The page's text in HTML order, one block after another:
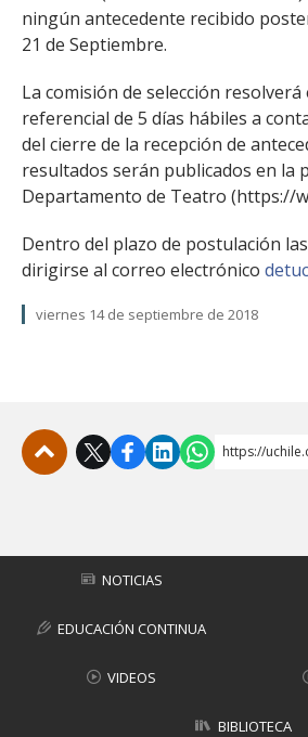
ningún antecedente recibido
21 de Septiembre.
La comisión de selección
referencial de 5 días hábiles a
del cierre de la recepción de
resultados serán publicados en la
Departamento de Teatro (https://
Dentro del plazo de postulación
dirigirse al correo electrónico
viernes 14 de septiembre de 2018
https://
NOTICIAS
EDUCACIÓN CONTINUA
VIDEOS
BIBLIOTECA